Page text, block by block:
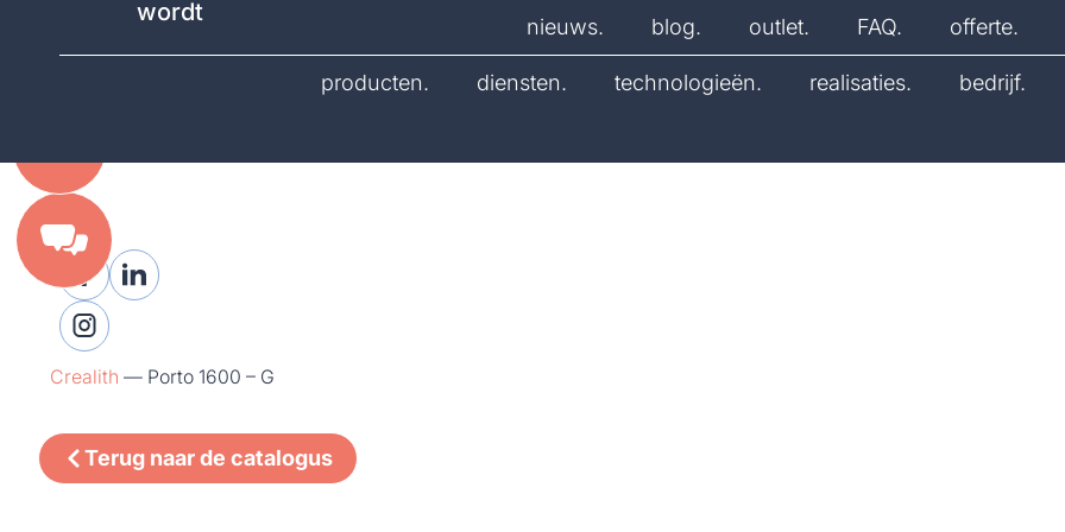
wordt
nieuws. blog. outlet. FAQ. offerte.
producten. diensten. technologieën. realisaties. bedrijf.
Crealith — Porto 1600 – G
Terug naar de catalogus